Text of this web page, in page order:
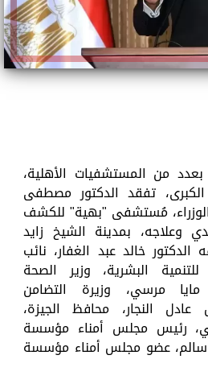
من المستشفيات الأهلية،
تفقد الدكتور مصطفى
مُستشفى "بهية" للكشف
وعلاجه، بمدينة الشيخ زايد
الدكتور خالد عبد الغفار، نائب
البشرية، وزير الصحة
مايا مرسي، وزيرة التضامن
عادل النجار، محافظ الجيزة،
رئيس مجلس أمناء مؤسسة
سالم، عضو مجلس أمناء مؤسسة